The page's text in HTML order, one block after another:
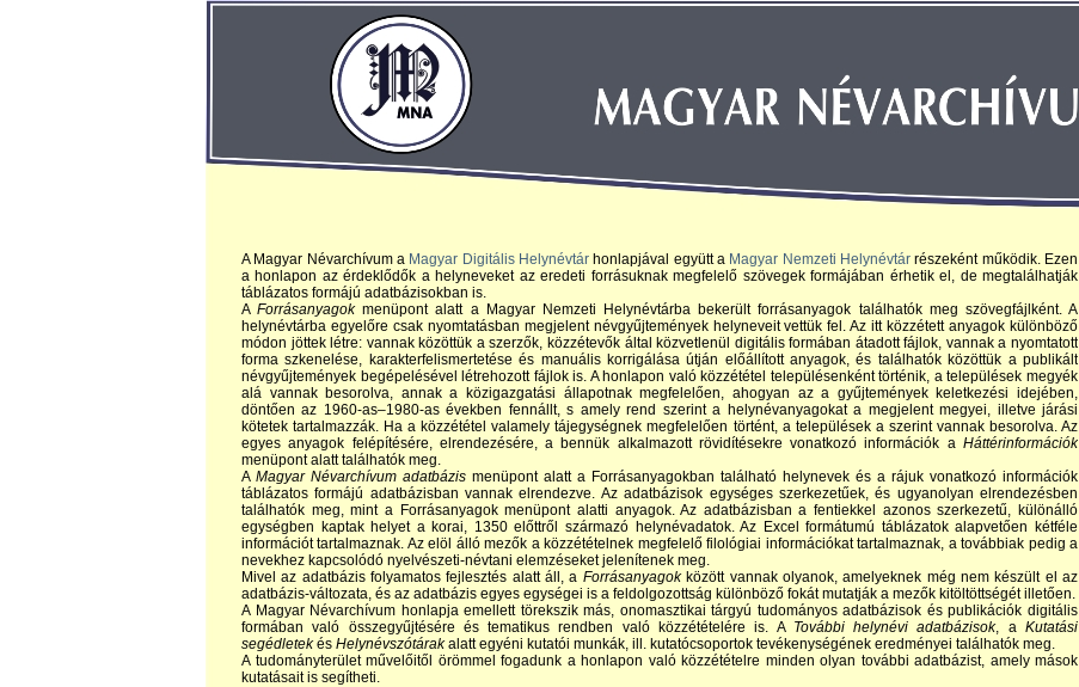
A Magyar Névarchívum a Magyar Digitális Helynévtár honlapjával együtt a Magyar Nemzeti Helynévtár részeként működik. Ezen
a honlapon az érdeklődők a helyneveket az eredeti forrásuknak megfelelő szövegek formájában érhetik el, de megtalálhatják
táblázatos formájú adatbázisokban is.
AForrásanyagokmenüpont alatt a Magyar Nemzeti Helynévtárba bekerült forrásanyagok találhatók meg szövegfájlként. A
helynévtárba egyelőre csak nyomtatásban megjelent névgyűjtemények helyneveit vettük fel. Az itt közzétett anyagok különböző
módon jöttek létre: vannak közöttük a szerzők, közzétevők által közvetlenül digitális formában átadott fájlok, vannak a nyomtatott
forma szkenelése, karakterfelismertetése és manuális korrigálása útján előállított anyagok, és találhatók közöttük a publikált
névgyűjtemények begépelésével létrehozott fájlok is. A honlapon való közzététel településenként történik, a települések megyék
alá vannak besorolva, annak a közigazgatási állapotnak megfelelően, ahogyan az a gyűjtemények keletkezési idejében,
döntően az 1960-as–1980-as években fennállt, s amely rend szerint a helynévanyagokat a megjelent megyei, illetve járási
kötetek tartalmazzák. Ha a közzététel valamely tájegységnek megfelelően történt, a települések a szerint vannak besorolva. Az
egyes anyagok felépítésére, elrendezésére, a bennük alkalmazott rövidítésekre vonatkozó információk a Háttérinformációk
menüpont alatt találhatók meg.
A Magyar Névarchívum adatbázis menüpont alatt a Forrásanyagokban található helynevek és a rájuk vonatkozó információk
táblázatos formájú adatbázisban vannak elrendezve. Az adatbázisok egységes szerkezetűek, és ugyanolyan elrendezésben
találhatók meg, mint a Forrásanyagok menüpont alatti anyagok. Az adatbázisban a fentiekkel azonos szerkezetű, különálló
egységben kaptak helyet a korai, 1350 előttről származó helynévadatok. Az Excel formátumú táblázatok alapvetően kétféle
információt tartalmaznak. Az elöl álló mezők a közzétételnek megfelelő filológiai információkat tartalmaznak, a továbbiak pedig a
nevekhez kapcsolódó nyelvészeti-névtani elemzéseket jelenítenek meg.
Mivel az adatbázis folyamatos fejlesztés alatt áll, a Forrásanyagokközött vannak olyanok, amelyeknek még nem készült el az
adatbázis-változata, és az adatbázis egyes egységei is a feldolgozottság különböző fokát mutatják a mezők kitöltöttségét illetően.
A Magyar Névarchívum honlapja emellett törekszik más, onomasztikai tárgyú tudományos adatbázisok és publikációk digitális
formában való összegyűjtésére és tematikus rendben való közzétételére is. A További helynévi adatbázisok, aKutatási
segédletekés Helynévszótárakalatt egyéni kutatói munkák, ill. kutatócsoportok tevékenységének eredményei találhatók meg.
A tudományterület művelőitől örömmel fogadunk a honlapon való közzétételre minden olyan további adatbázist, amely mások
kutatásait is segítheti.